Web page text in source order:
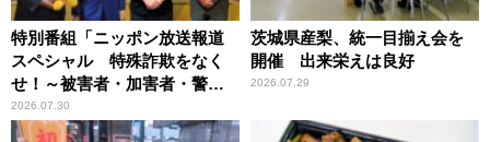
特別番組「ニッポン放送報道
スペシャル 特殊詐欺をなく
せ！～被害者・加害者・警視
庁が語るトクリュウの実態
～」放送
2026.07.30
茨城県産梨、統一目揃え会を
開催 出来栄えは良好
2026.07.29